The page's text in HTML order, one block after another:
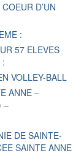
D’UN
:
57 ELEVES
:
VOLLEY-BALL
ANNE –
–
DE SAINTE-
SAINTE ANNE